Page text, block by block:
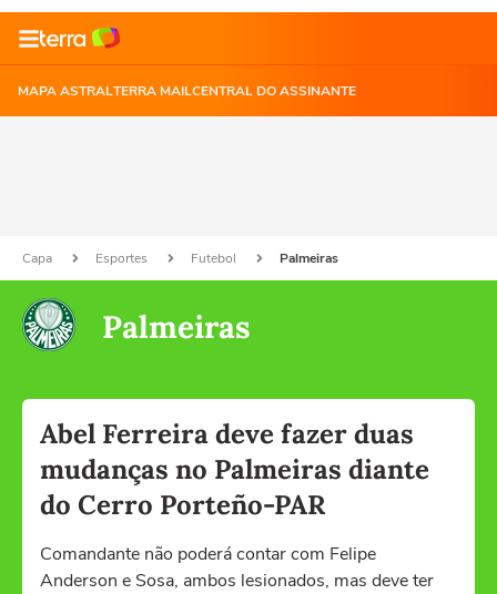
MAPA ASTRALTERRA MAILCENTRAL DO ASSINANTE
Capa Esportes Futebol Palmeiras
Palmeiras
Abel Ferreira deve fazer duas
mudanças no Palmeiras diante
do Cerro Porteño-PAR
Comandante não poderá contar com Felipe
Anderson e Sosa, ambos lesionados, mas deve ter